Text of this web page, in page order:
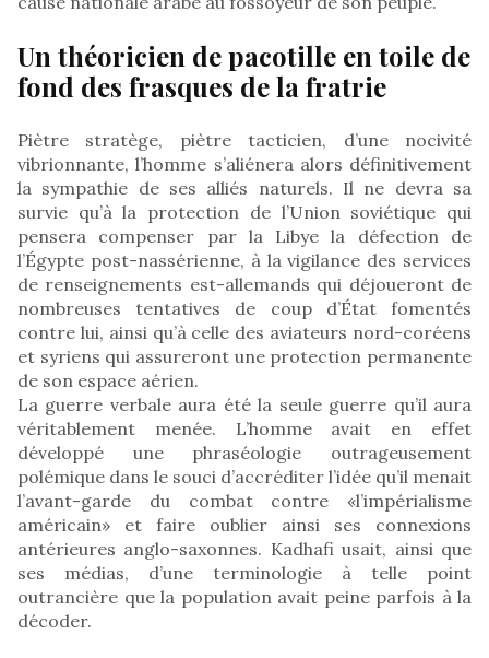
Un théoricien de pacotille en toile de
fond des frasques de la fratrie
Piètre stratège, piètre tacticien, d’une nocivité
vibrionnante, l’homme s’aliénera alors définitivement
la sympathie de ses alliés naturels. Il ne devra sa
survie qu’à la protection de l’Union soviétique qui
pensera compenser par la Libye la défection de
l’Égypte post-nassérienne, à la vigilance des services
de renseignements est-allemands qui déjoueront de
nombreuses tentatives de coup d’État fomentés
contre lui, ainsi qu’à celle des aviateurs nord-coréens
et syriens qui assureront une protection permanente
de son espace aérien.
La guerre verbale aura été la seule guerre qu’il aura
véritablement menée. L’homme avait en effet
développé une phraséologie outrageusement
polémique dans le souci d’accréditer l’idée qu’il menait
l’avant-garde du combat contre «l’impérialisme
américain» et faire oublier ainsi ses connexions
antérieures anglo-saxonnes. Kadhafi usait, ainsi que
ses médias, d’une terminologie à telle point
outrancière que la population avait peine parfois à la
décoder.